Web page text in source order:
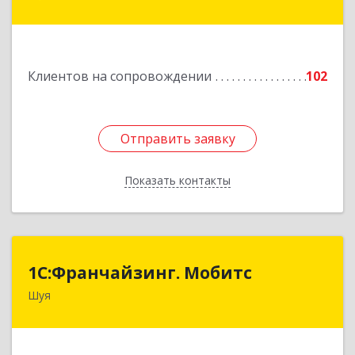
Клиентов на сопровождении 102
Отправить заявку
Показать контакты
Отправить заявку
Назад
1С:Франчайзинг. Мобитс
Шуя
1С:Франчайзинг. Мобитс